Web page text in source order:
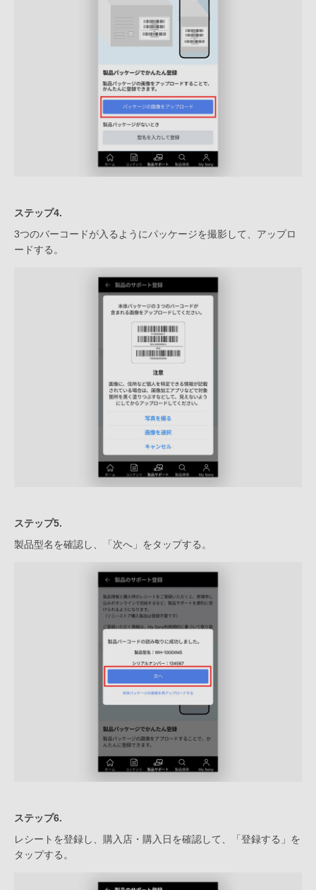
ステップ4.
3つのバーコードが入るようにパッケージを撮影して、アップロ
ードする。
ステップ5.
製品型名を確認し、「次へ」をタップする。
ステップ6.
レシートを登録し、購入店・購入日を確認して、「登録する」を
タップする。